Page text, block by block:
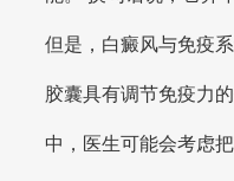
但是，白癜风与免疫
胶囊具有调节免疫力
中，医生可能会考虑